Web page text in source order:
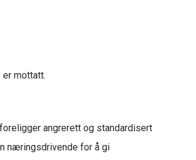
mottatt.
angrerett og standardisert
næringsdrivende for å gi